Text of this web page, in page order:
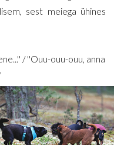
sest meiega ühines
/ ''Ouu-ouu-ouu, anna